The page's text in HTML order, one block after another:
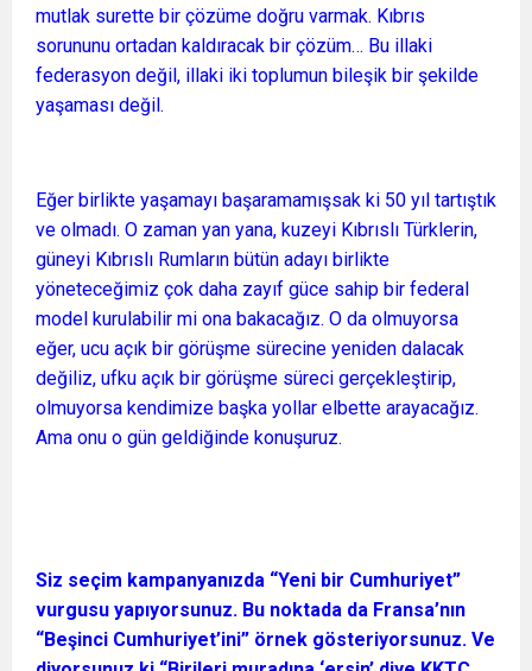
mutlak surette bir çözüme doğru varmak. Kıbrıs
sorununu ortadan kaldıracak bir çözüm… Bu illaki
federasyon değil, illaki iki toplumun bileşik bir şekilde
yaşaması değil.
Eğer birlikte yaşamayı başaramamışsak ki 50 yıl tartıştık
ve olmadı. O zaman yan yana, kuzeyi Kıbrıslı Türklerin,
güneyi Kıbrıslı Rumların bütün adayı birlikte
yöneteceğimiz çok daha zayıf güce sahip bir federal
model kurulabilir mi ona bakacağız. O da olmuyorsa
eğer, ucu açık bir görüşme sürecine yeniden dalacak
değiliz, ufku açık bir görüşme süreci gerçekleştirip,
olmuyorsa kendimize başka yollar elbette arayacağız.
Ama onu o gün geldiğinde konuşuruz.
Siz seçim kampanyanızda “Yeni bir Cumhuriyet”
vurgusu yapıyorsunuz. Bu noktada da Fransa’nın
“Beşinci Cumhuriyet’ini” örnek gösteriyorsunuz. Ve